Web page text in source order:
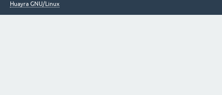
Huayra GNU/Linux